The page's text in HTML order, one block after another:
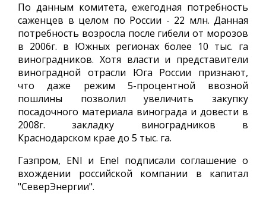
По данным комитета, ежегодная потребность
саженцев в целом по России - 22 млн. Данная
потребность возросла после гибели от морозов
в 2006г. в Южных регионах более 10 тыс. га
виноградников. Хотя власти и представители
виноградной отрасли Юга России признают,
что даже режим 5-процентной ввозной
пошлины позволил увеличить закупку
посадочного материала винограда и довести в
2008г. закладку виноградников в
Краснодарском крае до 5 тыс. га.
Газпром, ENI и Enel подписали соглашение о
вхождении российской компании в капитал
"СеверЭнергии".